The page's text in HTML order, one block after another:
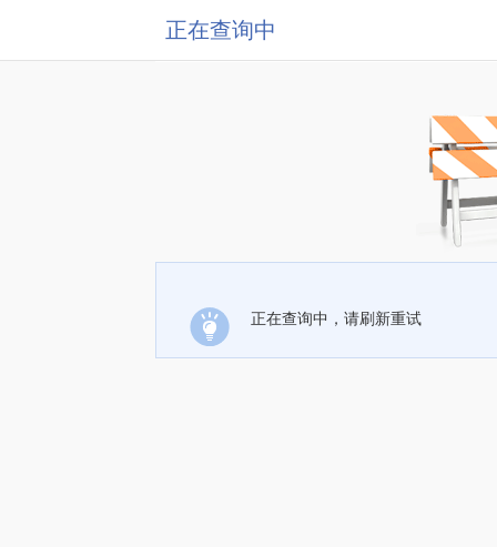
正在查询中
正在查询中，请刷新重试